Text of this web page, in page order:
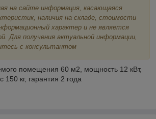
на сайте информация, касающаяся
наличия на складе, стоимости
характер и не является
Для получения актуальной информации,
с консультантом
помещения 60 м2, мощность 12 кВт,
150 кг, гарантия 2 года